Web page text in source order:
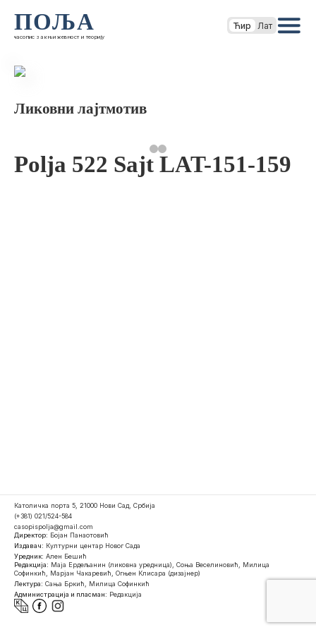
ПОЉА
часопис за књижевност и теорију
Ћир Лат
Ликовни лајтмотив
Polja 522 Sajt LAT-151-159
Католичка порта 5, 21000 Нови Сад, Србија
(+381) 021/524-584
casopispolja@gmail.com
Директор: Бојан Панаотовић
Издавач: Културни центар Новог Сада
Уредник: Ален Бешић
Редакција: Маја Ердељанин (ликовна уредница), Соња Веселиновић, Милица
Софинкић, Марјан Чакаревић, Огњен Клисара (дизајнер)
Лектура: Сања Бркић, Милица Софинкић
Администрација и пласман: Редакција